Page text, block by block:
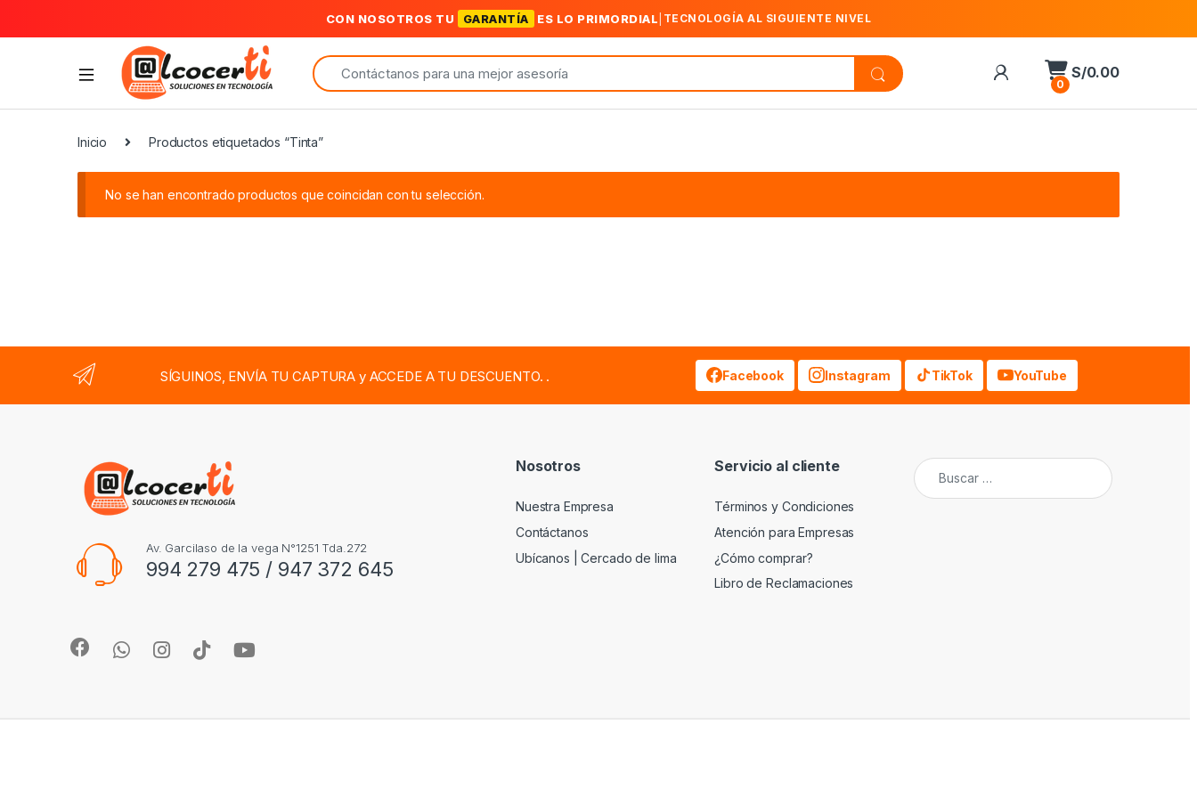
CON NOSOTROS TU GARANTÍA ES LO PRIMORDIAL TECNOLOGÍA AL SIGUIENTE NIVEL
Search for:
0
S/0.00
Inicio Productos etiquetados “Tinta”
No se han encontrado productos que coincidan con tu selección.
SÍGUINOS, ENVÍA TU CAPTURA y ACCEDE A TU DESCUENTO. . Facebook Instagram TikTok YouTube
Av. Garcilaso de la vega N°1251 Tda.272
994 279 475 / 947 372 645
Nosotros
Nuestra Empresa
Contáctanos
Ubícanos | Cercado de lima
Servicio al cliente
Términos y Condiciones
Atención para Empresas
¿Cómo comprar?
Libro de Reclamaciones
Buscar: